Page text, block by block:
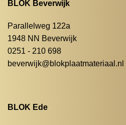
BLOK Beverwijk
Parallelweg 122a
1948 NN Beverwijk
0251 - 210 698
beverwijk@blokplaatmateriaal.nl
BLOK Ede